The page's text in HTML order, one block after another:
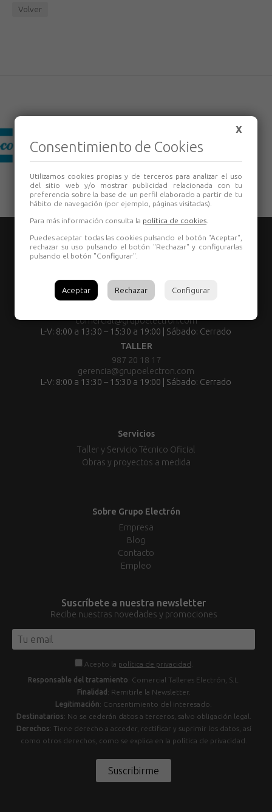
Volver
TIENDA:
comercial@grupoelectron.com
L-V: 8:00 a 13:30 – 15:30 a 19:00 | Sábado: Cerrado
TALLER
987 20 18 17
gerencia@grupoelectron.com
L-V: 8:00 a 13:30 – 15:30 a 19:00 | Sábado: Cerrado
Servicios
Taller y Servicio Técnico Oficial
Obras y proyectos a medida
Sobre Grupo Electrón
Empresa
Blog
Contacto
Empleo
Suscríbete a nuestra newsletter
Recibe nuestras novedades y promociones
Acepto la política de privacidad
Responsable del tratamiento: Comercial Talleres Electrón, S.L.
Finalidad : Remitirle la Newsletter.
Legitimación: Consentimiento del interesado.
Destinatarios: No se cederán datos a terceros, salvo obligación legal.
Derechos: Tiene derecho a acceder, rectificar y suprimir los datos, así
como otros derechos, como se explica en la política de privacidad.
Suscribirme
X
Consentimiento de Cookies
Utilizamos cookies propias y de terceros para analizar el uso
del sitio web y/o mostrar publicidad relacionada con tu
preferencia sobre la base de un perfil elaborado a partir de tu
hábito de navegación (por ejemplo, páginas visitadas).
Para más información consulta la política de cookies
Puedes aceptar todas las cookies pulsando el botón "Aceptar",
rechazar su uso pulsando el botón "Rechazar" y configurarlas
pulsando el botón "Configurar".
Aceptar Rechazar Configurar